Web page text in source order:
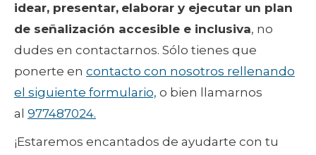
idear, presentar, elaborar y ejecutar un plan
de señalización accesible e inclusiva, no
dudes en contactarnos. Sólo tienes que
ponerte en contacto con nosotros rellenando
el siguiente formulario, o bien llamarnos
al 977487024.
¡Estaremos encantados de ayudarte con tu